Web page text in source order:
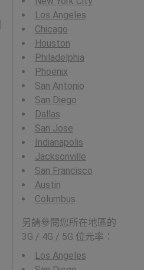
Los Angeles
Chicago
Houston
Philadelphia
Phoenix
San Antonio
San Diego
Dallas
San Jose
Indianapolis
Jacksonville
San Francisco
Austin
Columbus
另請參閱您所在地區的
3G / 4G / 5G 位元率：
Los Angeles